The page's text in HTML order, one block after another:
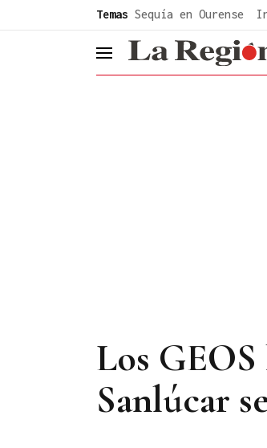
Temas Sequía en Ourense
header.menu.open
Los
Sanlúcar